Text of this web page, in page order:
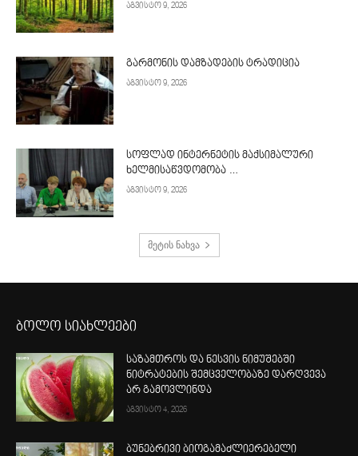
აგვისტო 9, 2026
გარმონის დამზადების ტრადიცია
აგვისტო 9, 2026
სოფლად ინტერნეტის მაქსიმალური
ხელმისაწვდომობა …
აგვისტო 9, 2026
მეტის ნახვა
ბოლო სიახლეები
საზამთროს და ნესვის ნიმუშებში
ნიტრატების შემცველობაზე დარღვევა
არ გამოვლინდა
აგვისტო 4, 2026
ბუნებრივი ბიოგამაძლიერებელი